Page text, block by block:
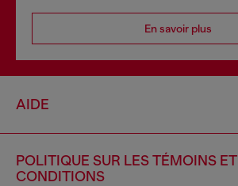
En savoir plus
AIDE
POLITIQUE SUR LES TÉMOINS ET
CONDITIONS